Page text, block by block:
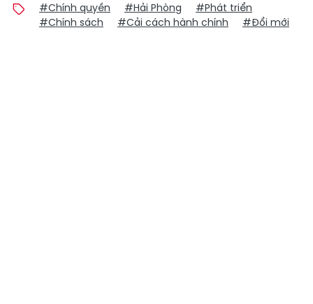
#Chính quyền #Hải Phòng
#Phát triển
#Chính sách
#Cải cách hành chính #Đổi mới